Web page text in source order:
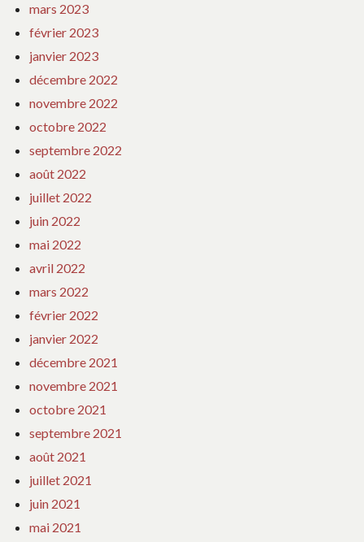
mars 2023
février 2023
janvier 2023
décembre 2022
novembre 2022
octobre 2022
septembre 2022
août 2022
juillet 2022
juin 2022
mai 2022
avril 2022
mars 2022
février 2022
janvier 2022
décembre 2021
novembre 2021
octobre 2021
septembre 2021
août 2021
juillet 2021
juin 2021
mai 2021